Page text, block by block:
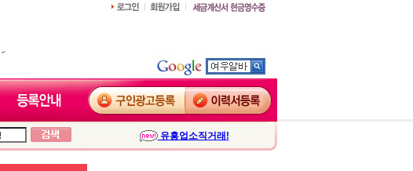
유흥업소직거래!